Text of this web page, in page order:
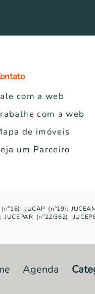
com a web
com a web
de imóveis
um Parceiro
(n°16); JUCAP (n°19);
(n°22/362);
Agenda